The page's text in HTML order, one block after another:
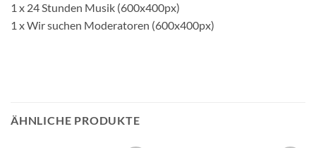
1 x 24 Stunden Musik (600x400px)
1 x Wir suchen Moderatoren (600x400px)
ÄHNLICHE PRODUKTE